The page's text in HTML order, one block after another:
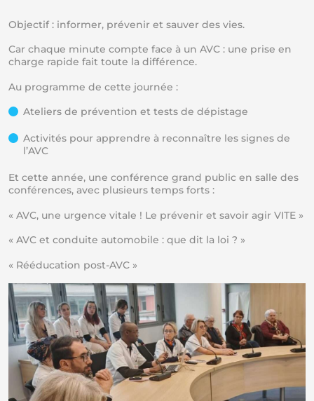
Objectif : informer, prévenir et sauver des vies.
Car chaque minute compte face à un AVC : une prise en
charge rapide fait toute la différence.
Au programme de cette journée :
Ateliers de prévention et tests de dépistage
Activités pour apprendre à reconnaître les signes de
l’AVC
Et cette année, une conférence grand public en salle des
conférences, avec plusieurs temps forts :
« AVC, une urgence vitale ! Le prévenir et savoir agir VITE »
« AVC et conduite automobile : que dit la loi ? »
« Rééducation post-AVC »